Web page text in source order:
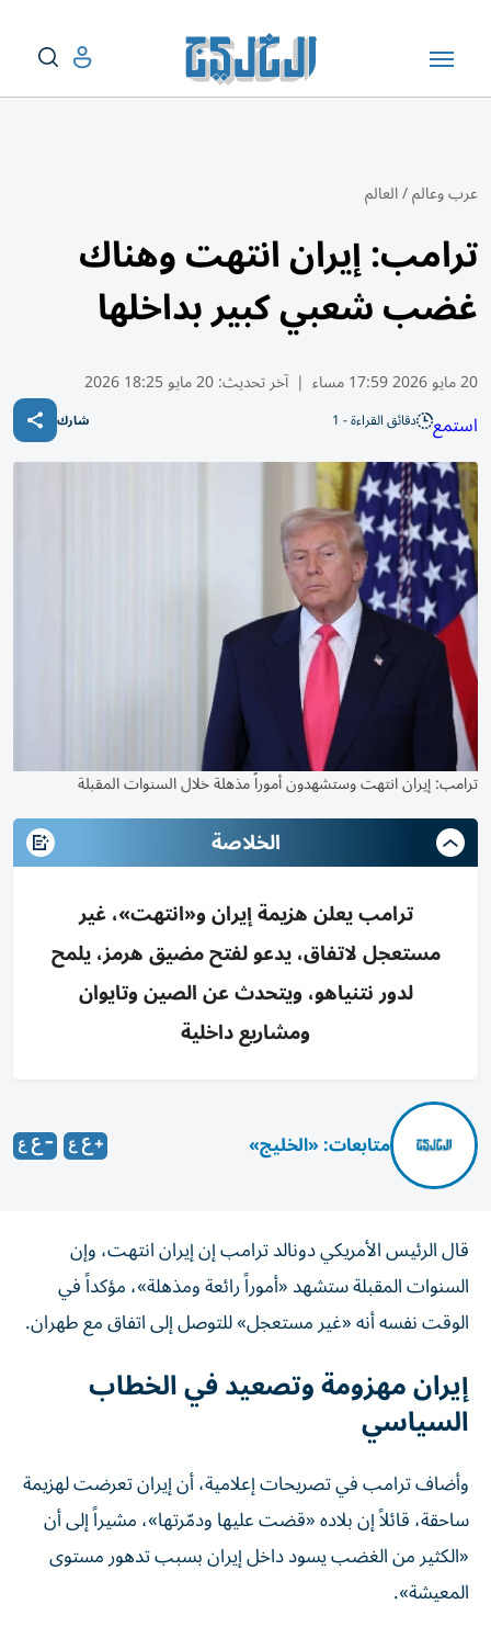
عرب وعالم/العالم
ترامب: إيران انتهت وهناك
غضب شعبي كبير بداخلها
20 مايو 2026 17:59 مساء | آخر تحديث:20 مايو 18:25 2026
استمع دقائق القراءة - 1 شارك
ترامب: إيران انتهت وستشهدون أموراً مذهلة خلال السنوات المقبلة
الخلاصة
ترامب يعلن هزيمة إيران و«انتهت»، غير
مستعجل لاتفاق، يدعو لفتح مضيق هرمز، يلمح
لدور نتنياهو، ويتحدث عن الصين وتايوان
ومشاريع داخلية
متابعات: «الخليج»
قال الرئيس الأمريكي دونالد ترامب إن إيران انتهت، وإن
السنوات المقبلة ستشهد «أموراً رائعة ومذهلة»، مؤكداً في
الوقت نفسه أنه «غير مستعجل» للتوصل إلى اتفاق مع طهران.
إيران مهزومة وتصعيد في الخطاب
السياسي
وأضاف ترامب في تصريحات إعلامية، أن إيران تعرضت لهزيمة
ساحقة، قائلاً إن بلاده «قضت عليها ودمّرتها»، مشيراً إلى أن
«الكثير من الغضب يسود داخل إيران بسبب تدهور مستوى
المعيشة».